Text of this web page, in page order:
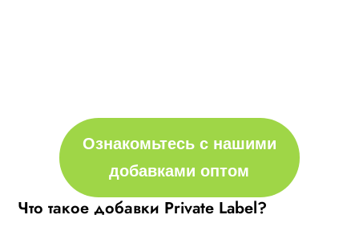
Ознакомьтесь с нашими
добавками оптом
Что такое добавки Private Label?